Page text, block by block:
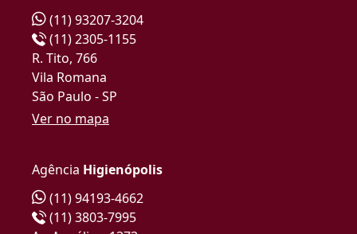
(11) 93207-3204
(11) 2305-1155
R. Tito, 766
Vila Romana
São Paulo - SP
Ver no mapa
Agência Higienópolis
(11) 94193-4662
(11) 3803-7995